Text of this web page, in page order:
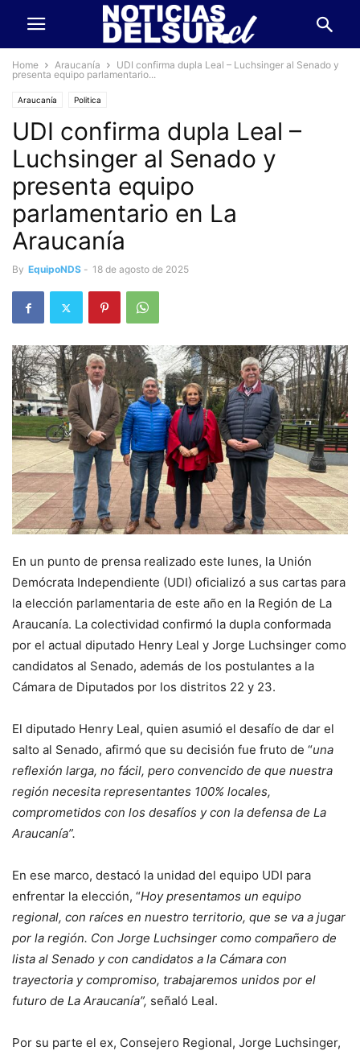
Home Araucanía
UDI confirma dupla Leal – Luchsinger al Senado y
presenta equipo parlamentario...
Araucanía Politica
UDI confirma dupla Leal –
Luchsinger al Senado y
presenta equipo
parlamentario en La
Araucanía
By EquipoNDS - 18 de agosto de 2025
En un punto de prensa realizado este lunes, la Unión
Demócrata Independiente (UDI) oficializó a sus cartas para
la elección parlamentaria de este año en la Región de La
Araucanía. La colectividad confirmó la dupla conformada
por el actual diputado Henry Leal y Jorge Luchsinger como
candidatos al Senado, además de los postulantes a la
Cámara de Diputados por los distritos 22 y 23.
El diputado Henry Leal, quien asumió el desafío de dar el
salto al Senado, afirmó que su decisión fue fruto de “una
reflexión larga, no fácil, pero convencido de que nuestra
región necesita representantes 100% locales,
comprometidos con los desafíos y con la defensa de La
Araucanía”.
En ese marco, destacó la unidad del equipo UDI para
enfrentar la elección, “Hoy presentamos un equipo
regional, con raíces en nuestro territorio, que se va a jugar
por la región. Con Jorge Luchsinger como compañero de
lista al Senado y con candidatos a la Cámara con
trayectoria y compromiso, trabajaremos unidos por el
futuro de La Araucanía”, señaló Leal.
Por su parte el ex, Consejero Regional, Jorge Luchsinger,